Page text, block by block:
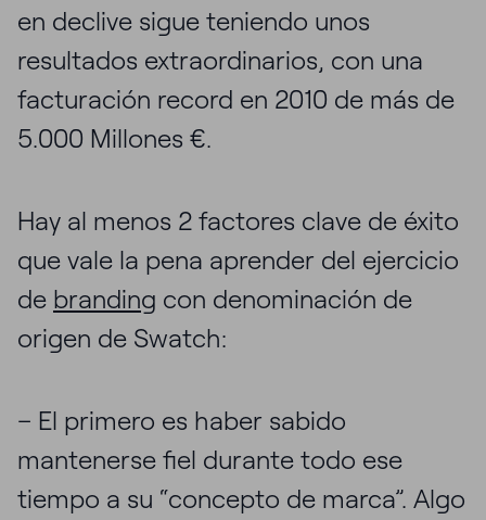
en declive sigue teniendo unos
resultados extraordinarios, con una
facturación record en 2010 de más de
5.000 Millones €.
Hay al menos 2 factores clave de éxito
que vale la pena aprender del ejercicio
de branding con denominación de
origen de Swatch:
– El primero es haber sabido
mantenerse fiel durante todo ese
tiempo a su “concepto de marca”. Algo